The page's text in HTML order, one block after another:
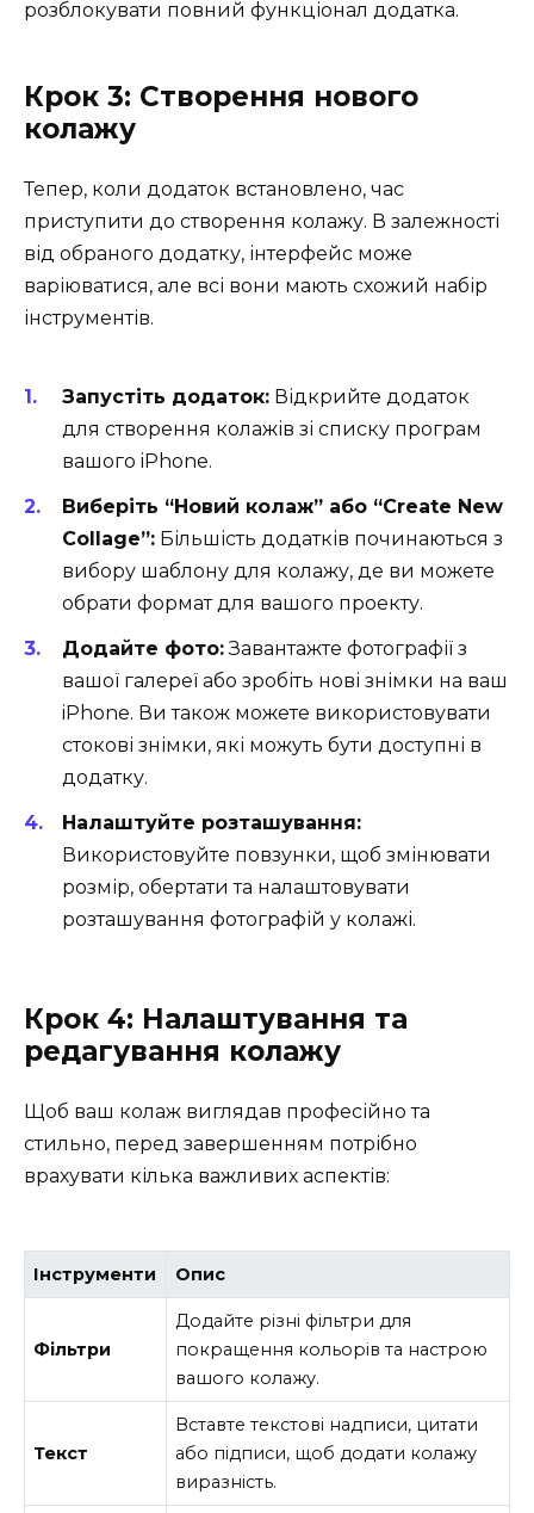
розблокувати повний функціонал додатка.
Крок 3: Створення нового
колажу
Тепер, коли додаток встановлено, час
приступити до створення колажу. В залежності
від обраного додатку, інтерфейс може
варіюватися, але всі вони мають схожий набір
інструментів.
Запустіть додаток: Відкрийте додаток
для створення колажів зі списку програм
вашого iPhone.
Виберіть “Новий колаж” або “Create New
Collage”: Більшість додатків починаються з
вибору шаблону для колажу, де ви можете
обрати формат для вашого проекту.
Додайте фото:Завантажте фотографії з
вашої галереї або зробіть нові знімки на ваш
iPhone. Ви також можете використовувати
стокові знімки, які можуть бути доступні в
додатку.
Налаштуйте розташування:
Використовуйте повзунки, щоб змінювати
розмір, обертати та налаштовувати
розташування фотографій у колажі.
Крок 4: Налаштування та
редагування колажу
Щоб ваш колаж виглядав професійно та
стильно, перед завершенням потрібно
врахувати кілька важливих аспектів:
Інструменти Опис
Фільтри
Додайте різні фільтри для
покращення кольорів та настрою
вашого колажу.
Текст
Вставте текстові надписи, цитати
або підписи, щоб додати колажу
виразність.